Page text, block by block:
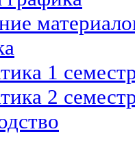
1
2